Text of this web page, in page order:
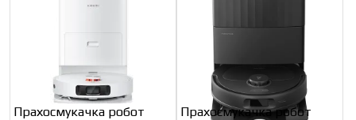
Прахосмукачка робот
Прахосмукачка робот